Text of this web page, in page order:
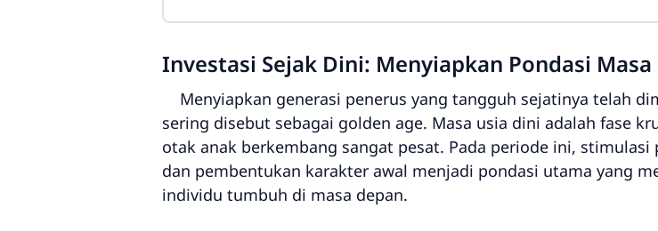
Investasi Sejak Dini: Menyiapkan Pondasi Masa
Menyiapkan generasi penerus yang tangguh sejatinya telah
sering disebut sebagai golden age. Masa usia dini adalah fase
otak anak berkembang sangat pesat. Pada periode ini,
dan pembentukan karakter awal menjadi pondasi utama yang
individu tumbuh di masa depan.